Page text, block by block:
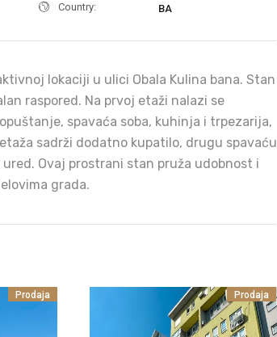
Country: BA
lokaciji u ulici Obala Kulina bana. Stan
raspored. Na prvoj etaži nalazi se
spavaća soba, kuhinja i trpezarija,
sadrži dodatno kupatilo, drugu spavaću
Ovaj prostrani stan pruža udobnost i
grada.
Prodaja Prodaja